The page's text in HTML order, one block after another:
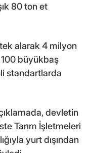
80 ton et
alarak 4 milyon
büyükbaş
standartlarda
devletin
Tarım İşletmeleri
yurt dışından